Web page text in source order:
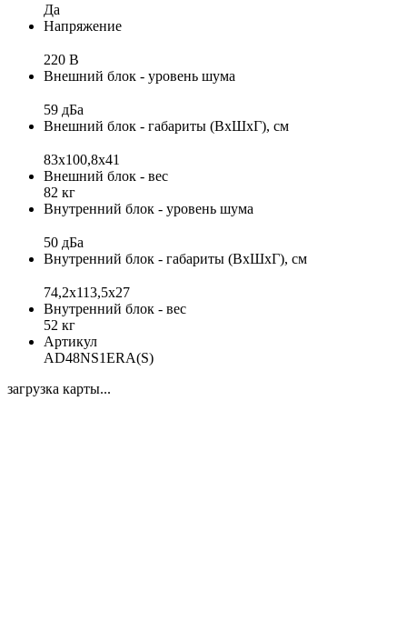
Да
Напряжение
220 В
Внешний блок - уровень шума
59 дБа
Внешний блок - габариты (ВхШхГ), см
83x100,8x41
Внешний блок - вес
82 кг
Внутренний блок - уровень шума
50 дБа
Внутренний блок - габариты (ВхШхГ), см
74,2x113,5x27
Внутренний блок - вес
52 кг
Артикул
AD48NS1ERA(S)
загрузка карты...